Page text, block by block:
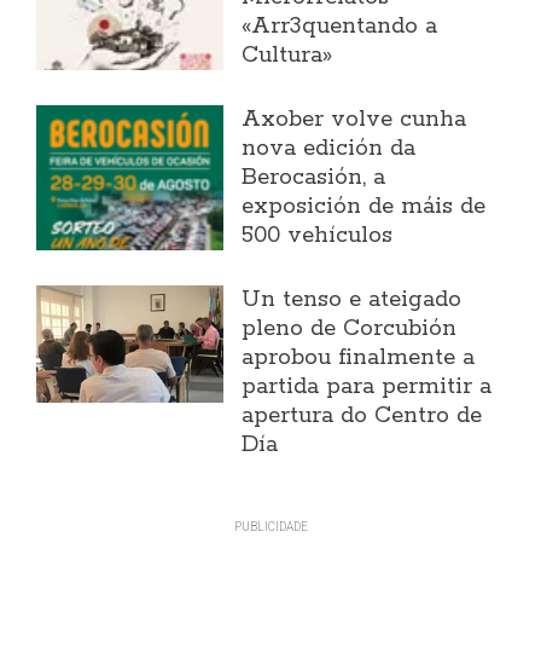
«Arr3quentando a
Cultura»
Axober volve cunha
nova edición da
Berocasión, a
exposición de máis de
500 vehículos
Un tenso e ateigado
pleno de Corcubión
aprobou finalmente a
partida para permitir a
apertura do Centro de
Día